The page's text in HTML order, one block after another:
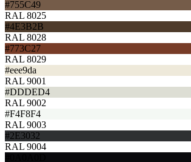
#755C49
RAL 8025
#4E3B2B
RAL 8028
#773C27
RAL 8029
#eee9da
RAL 9001
#DDDED4
RAL 9002
#F4F8F4
RAL 9003
#2E3032
RAL 9004